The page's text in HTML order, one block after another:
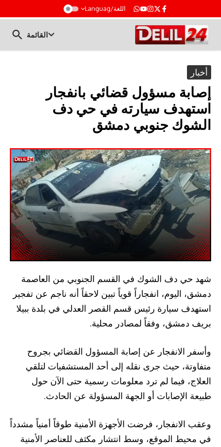
اللغة/Languag
القائمة
أخبار
إصابة مسؤول قضائي بانفجار
استهدف سيارته في حي دف
الشوك جنوبي دمشق
شهد حي دف الشوك في القسم الجنوبي من العاصمة
دمشق، اليوم، انفجاراً قوياً تبين لاحقاً أنه ناجم عن تفجير
استهدف سيارة رئيس قسم القصر العدلي في بلدة ببيلا
بريف دمشق، وفقاً لمصادر محلية.
وأسفر الانفجار عن إصابة المسؤول القضائي بجروح
متفاوتة، حيث جرى نقله إلى أحد المستشفيات لتلقي
العلاج، فيما لم ترد معلومات رسمية حتى الآن حول
طبيعة الإصابات أو الجهة المسؤولة عن الحادث.
وعقب الانفجار، فرضت الأجهزة الأمنية طوقاً أمنياً مشدداً
في محيط الموقع، وسط انتشار مكثف للعناصر الأمنية